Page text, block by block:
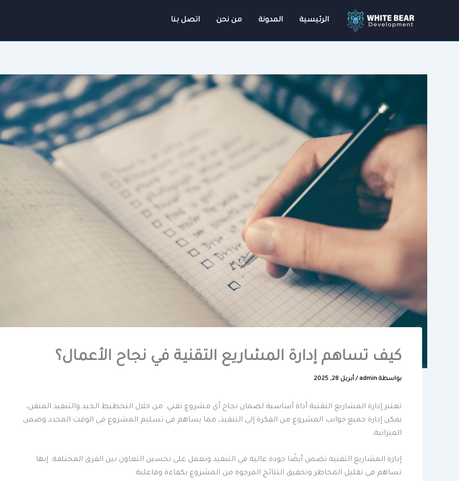
الرئيسية المدونة من نحن اتصل بنا
كيف تساهم إدارة المشاريع التقنية في نجاح الأعمال؟
بواسطة admin
/أبريل 28, 2025
تعتبر إدارة المشاريع التقنية أداة أساسية لضمان نجاح أي مشروع تقني. من خلال التخطيط الجيد والتنفيذ المتقن،
يمكن إدارة جميع جوانب المشروع من الفكرة إلى التنفيذ، مما يساهم في تسليم المشروع في الوقت المحدد وضمن
الميزانية.
إدارة المشاريع التقنية تضمن أيضًا جودة عالية في التنفيذ وتعمل على تحسين التعاون بين الفرق المختلفة. إنها
تساهم في تقليل المخاطر وتحقيق النتائج المرجوة من المشروع بكفاءة وفاعلية.